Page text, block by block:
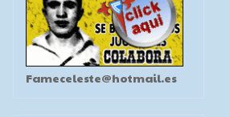
Fameceleste@hotmail.es